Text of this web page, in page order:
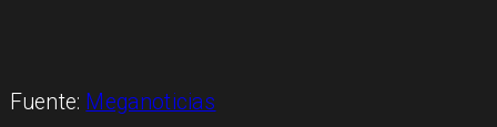
Fuente: Meganoticias